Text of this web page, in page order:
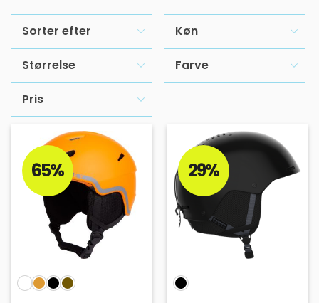
Sorter efter Køn
Størrelse Farve
Pris
65% 29%